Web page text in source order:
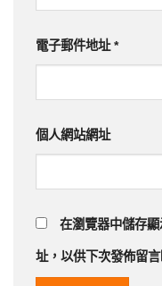
電子郵件地址*
個人網站網址
在瀏覽器中儲存
址，以供下次發佈留言